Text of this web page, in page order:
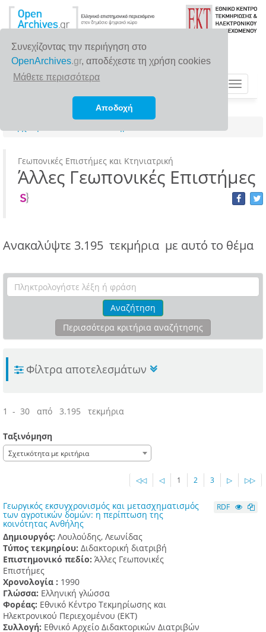
Συνεχίζοντας την περιήγηση στο
OpenArchives.gr, αποδέχεστε τη χρήση cookies
Μάθετε περισσότερα
Αποδοχή
Toggle
Γεωπονικές Επιστήμες και Κτηνιατρική
Άλλες Γεωπονικές Επιστήμες
Ανακαλύψτε 3.195 τεκμήρια με αυτό το θέμα
Αναζήτηση
Περισσότερα κριτήρια αναζήτησης
Φίλτρα αποτελεσμάτων
1 - 30 από 3.195 τεκμήρια
Ταξινόμηση
Σχετικότητα με κριτήρια
◁◁ ◁ 1 2 3 ▷ ▷▷
Γεωργικός εκσυγχρονισμός και μετασχηματισμός
των αγροτικών δομών: η περίπτωση της
κοινότητας Ανθήλης
Δημιουργός: Λουλούδης, Λεωνίδας
Τύπος τεκμηρίου: Διδακτορική διατριβή
Επιστημονικό πεδίο: Άλλες Γεωπονικές
Επιστήμες
Χρονολογία : 1990
Γλώσσα: Ελληνική γλώσσα
Φορέας: Εθνικό Κέντρο Τεκμηρίωσης και
Ηλεκτρονικού Περιεχομένου (ΕΚΤ)
Συλλογή: Εθνικό Αρχείο Διδακτορικών Διατριβών
RDF